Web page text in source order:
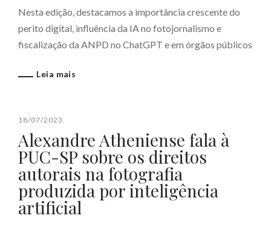
Nesta edição, destacamos a importância crescente do
perito digital, influência da IA no fotojornalismo e
fiscalização da ANPD no ChatGPT e em órgãos públicos
Leia mais
18/07/2023
Alexandre Atheniense fala à
PUC-SP sobre os direitos
autorais na fotografia
produzida por inteligência
artificial